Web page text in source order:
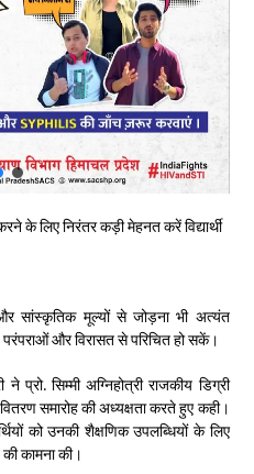
में घोटाले की आशंका, स्वतंत्र जांच की मांग, भाजपा
जनता को मिले”
पर हमला, प्रतिशोध की राजनीति के खिलाफ कल
सत्र में सरकार को घेरने की तैयारी
“स्वास्थ्य बीमा नीति”, गरीब परिवारों के लिए
सुविधा- CM
जयंती पर मुख्यमंत्री बोले— उनकी नीतियों को धरातल
प्रतिबद्ध
के लिए निरंतर कड़ी मेहनत करें विद्यार्थी
सांस्कृतिक मूल्यों से जोड़ना भी अत्यंत
परंपराओं और विरासत से परिचित हो सकें।
सिम्मी अग्निहोत्री राजकीय डिग्री
समारोह की अध्यक्षता करते हुए कही।
को उनकी शैक्षणिक उपलब्धियों के लिए
कामना की।